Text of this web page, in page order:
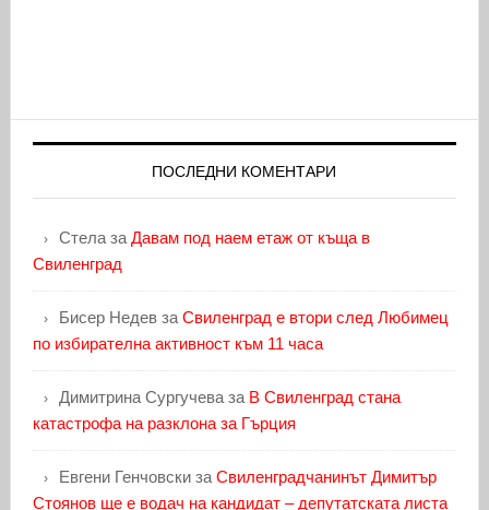
ПОСЛЕДНИ КОМЕНТАРИ
Стелаза Давам под наем етаж от къща в
Свиленград
Бисер Недевза Свиленград е втори след Любимец
по избирателна активност към 11 часа
Димитрина Сургучеваза В Свиленград стана
катастрофа на разклона за Гърция
Евгени Генчовскиза Свиленградчанинът Димитър
Стоянов ще е водач на кандидат – депутатската листа